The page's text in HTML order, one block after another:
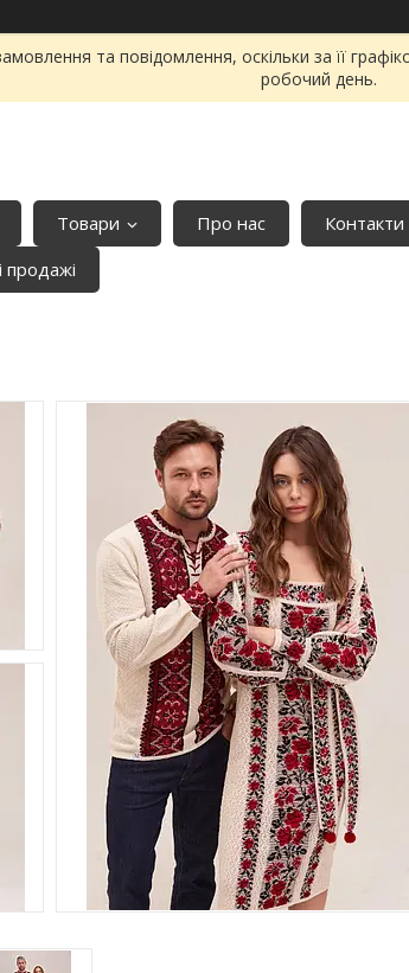
та повідомлення, оскільки за її
робочий день.
Товари Про нас Контакти
продажі